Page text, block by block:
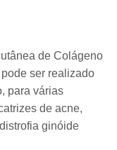
de Colágeno
ser realizado
para várias
de acne,
ginóide